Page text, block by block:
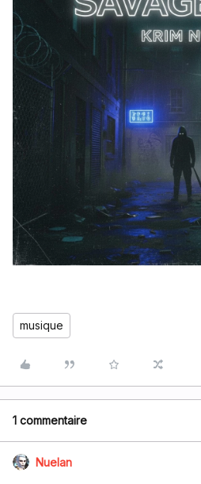
musique
1 commentaire
Nuelan